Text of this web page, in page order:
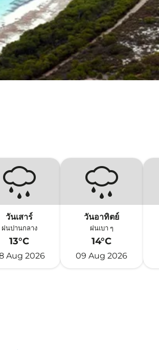
วันเสาร์
ฝนปานกลาง
13°C
Aug 2026
วันอาทิตย์
ฝนเบา ๆ
14°C
09 Aug 2026